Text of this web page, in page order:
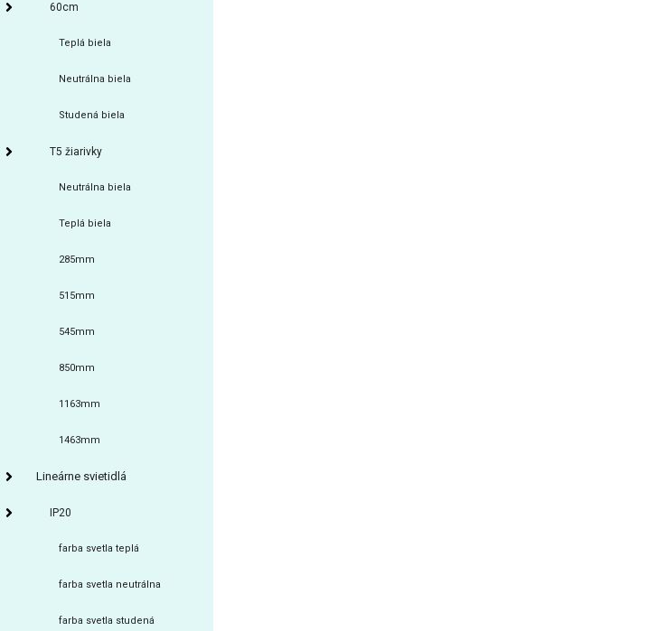
60cm
Teplá biela
Neutrálna biela
Studená biela
T5 žiarivky
Neutrálna biela
Teplá biela
285mm
515mm
545mm
850mm
1163mm
1463mm
Lineárne svietidlá
IP20
farba svetla teplá
farba svetla neutrálna
farba svetla studená